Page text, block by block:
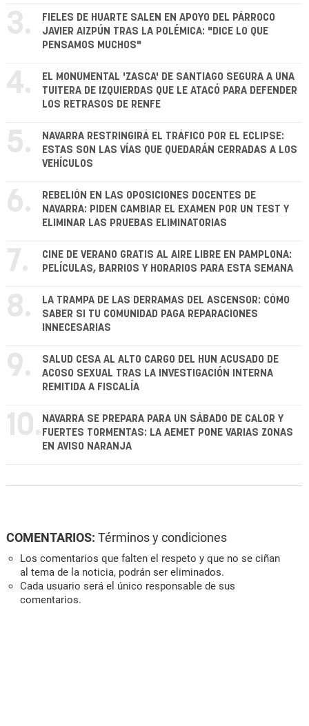
3.
FIELES DE HUARTE SALEN EN APOYO DEL PÁRROCO
JAVIER AIZPÚN TRAS LA POLÉMICA: "DICE LO QUE
PENSAMOS MUCHOS"
4.
EL MONUMENTAL 'ZASCA' DE SANTIAGO SEGURA A UNA
TUITERA DE IZQUIERDAS QUE LE ATACÓ PARA DEFENDER
LOS RETRASOS DE RENFE
5.
NAVARRA RESTRINGIRÁ EL TRÁFICO POR EL ECLIPSE:
ESTAS SON LAS VÍAS QUE QUEDARÁN CERRADAS A LOS
VEHÍCULOS
6.
REBELIÓN EN LAS OPOSICIONES DOCENTES DE
NAVARRA: PIDEN CAMBIAR EL EXAMEN POR UN TEST Y
ELIMINAR LAS PRUEBAS ELIMINATORIAS
7.
CINE DE VERANO GRATIS AL AIRE LIBRE EN PAMPLONA:
PELÍCULAS, BARRIOS Y HORARIOS PARA ESTA SEMANA
8.
LA TRAMPA DE LAS DERRAMAS DEL ASCENSOR: CÓMO
SABER SI TU COMUNIDAD PAGA REPARACIONES
INNECESARIAS
9.
SALUD CESA AL ALTO CARGO DEL HUN ACUSADO DE
ACOSO SEXUAL TRAS LA INVESTIGACIÓN INTERNA
REMITIDA A FISCALÍA
10. NAVARRA SE PREPARA PARA UN SÁBADO DE CALOR Y
FUERTES TORMENTAS: LA AEMET PONE VARIAS ZONAS
EN AVISO NARANJA
COMENTARIOS: Términos y condiciones
Los comentarios que falten el respeto y que no se ciñan
al tema de la noticia, podrán ser eliminados.
Cada usuario será el único responsable de sus
comentarios.